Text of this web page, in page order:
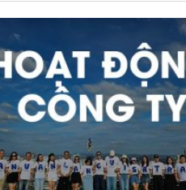
có nhiều thành công tốt đẹp
hơn ạ. E cảm ơn